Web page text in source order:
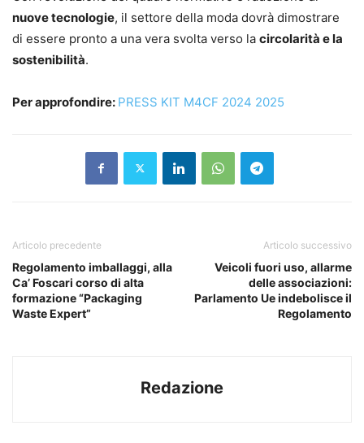
nuove tecnologie, il settore della moda dovrà dimostrare
di essere pronto a una vera svolta verso la circolarità e la
sostenibilità.
Per approfondire: PRESS KIT M4CF 2024 2025
Articolo precedente
Regolamento imballaggi, alla
Ca’ Foscari corso di alta
formazione “Packaging
Waste Expert”
Articolo successivo
Veicoli fuori uso, allarme
delle associazioni:
Parlamento Ue indebolisce il
Regolamento
Redazione